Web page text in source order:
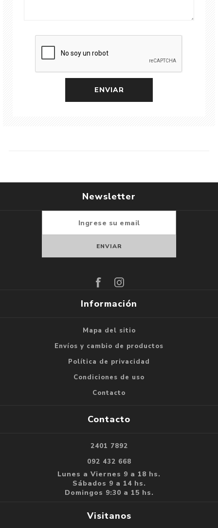
Newsletter
Información
Mapa del sitio
Envíos y cambio de productos
Política de privacidad
Condiciones de uso
Contacto
Contacto
2401 7892
092 432 668
Lunes a Viernes 9 a 18 hs.
Sábados 9 a 14 hs.
Domingos 9:30 a 15 hs.
Visitanos